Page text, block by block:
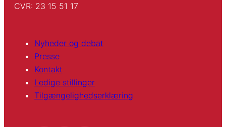
CVR: 23 15 51 17
Nyheder og debat
Presse
Kontakt
Ledige stillinger
Tilgængelighedserklæring